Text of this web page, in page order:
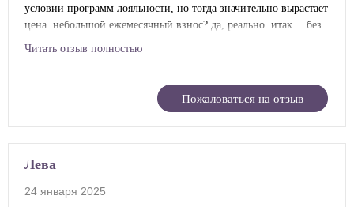
условии программ лояльности, но тогда значительно вырастает
цена. небольшой ежемесячный взнос? да, реально. итак… без
первого взноса, с минимальным процентом и небольшой
ознакомьтесь, если что не так, говорите, внесем исправления.
на все это ушло всего лишь 10 минут! заполнили правильно,
отправили, а потом в том же темпе стали оформлять
кредитный договор. провел в финотделе от силы минут 40… и
то больше времени ушло на прочтение. нереальная скорость
Читать отзыв полностью
Пожаловаться на отзыв
Лева
24 января 2025